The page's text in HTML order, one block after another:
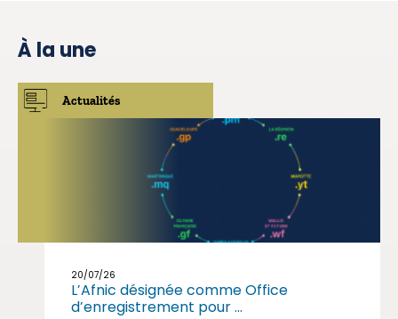
À la une
Actualités
20/07/26
L’Afnic désignée comme Office
d’enregistrement pour ...